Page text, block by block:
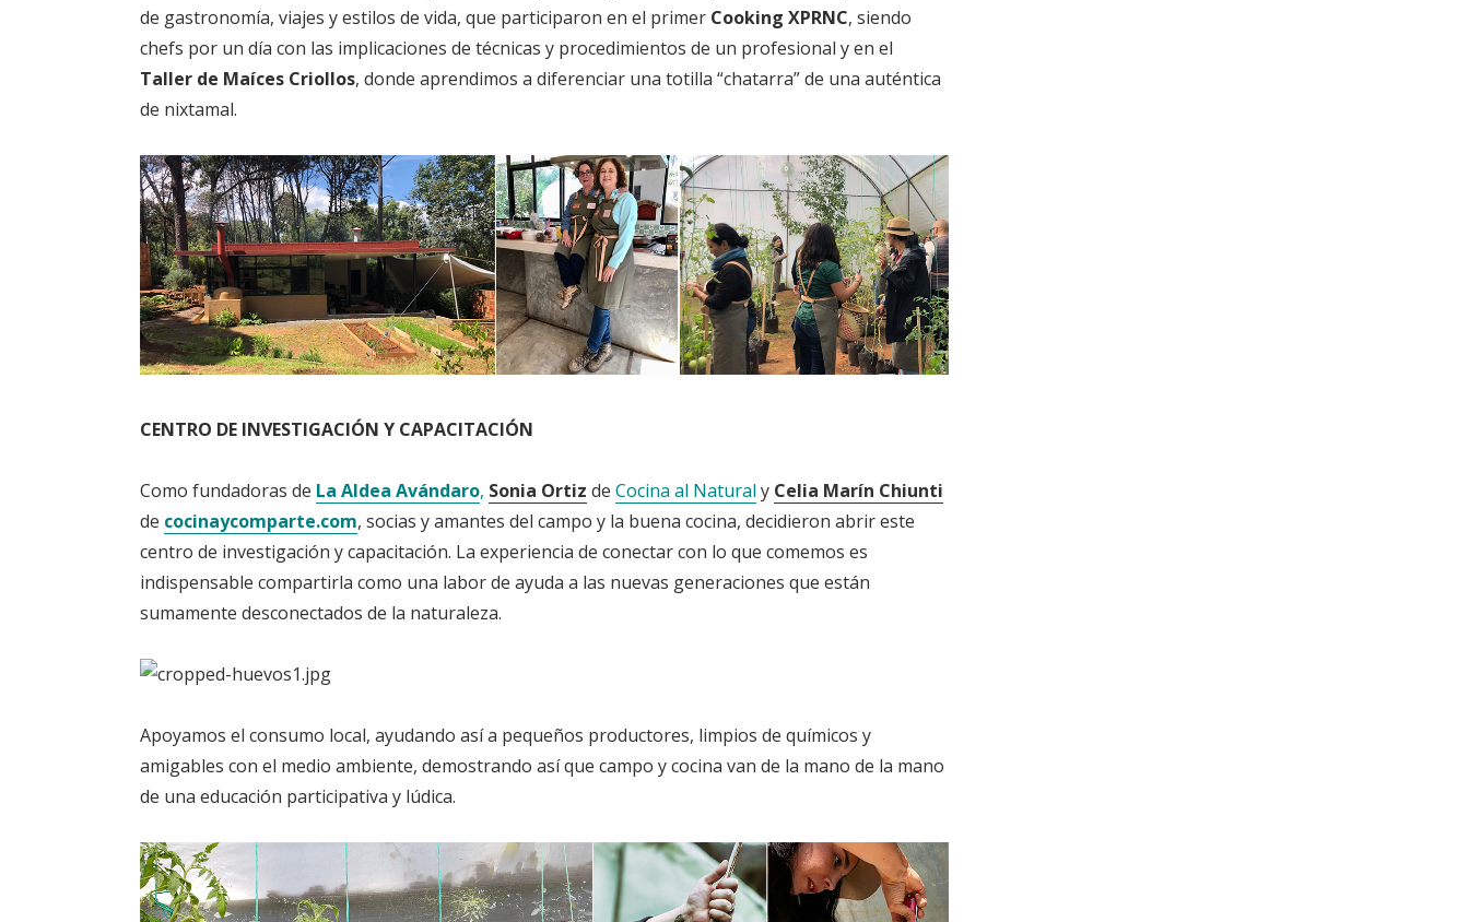
de gastronomía, viajes y estilos de vida, que participaron en el primer Cooking XPRNC, siendo
chefs por un día con las implicaciones de técnicas y procedimientos de un profesional y en el
Taller de Maíces Criollos, donde aprendimos a diferenciar una totilla “chatarra” de una auténtica
de nixtamal.
CENTRO DE INVESTIGACIÓN Y CAPACITACIÓN
Como fundadoras de La Aldea Avándaro, Sonia Ortiz de Cocina al Natural y Celia Marín Chiunti
de cocinaycomparte.com, socias y amantes del campo y la buena cocina, decidieron abrir este
centro de investigación y capacitación. La experiencia de conectar con lo que comemos es
indispensable compartirla como una labor de ayuda a las nuevas generaciones que están
sumamente desconectados de la naturaleza.
Apoyamos el consumo local, ayudando así a pequeños productores, limpios de químicos y
amigables con el medio ambiente, demostrando así que campo y cocina van de la mano de la mano
de una educación participativa y lúdica.